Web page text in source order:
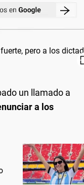
un llamado a
a los